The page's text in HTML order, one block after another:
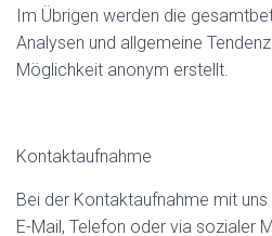
Im Übrigen werden die
Analysen und allgemeine
Möglichkeit anonym erstellt.
Kontaktaufnahme
Bei der Kontaktaufnahme mit
E-Mail, Telefon oder via sozialer